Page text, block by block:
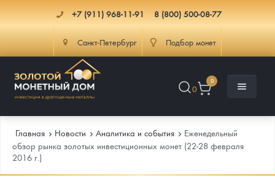
+7 (911) 968-11-91 8 (800) 500-08-77
Санкт-Петербург Подбор монет
0
0
Каталог
Главная Новости Аналитика и события
Еженедельный
обзор рынка золотых инвестиционных монет (22-28 февраля
2016 г.)